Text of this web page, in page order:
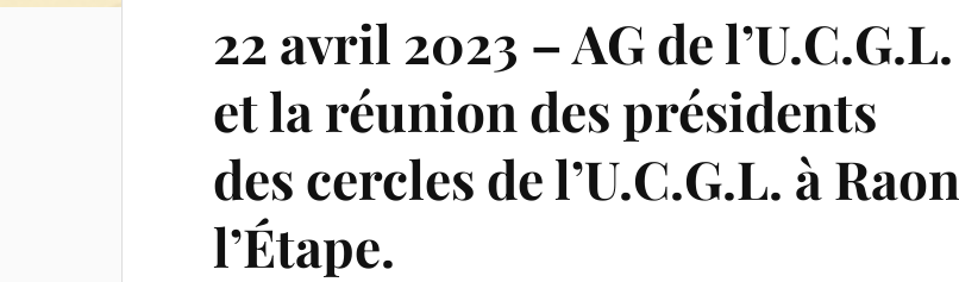
22 avril 2023 – AG de l’U.C.G.L.
et la réunion des présidents
des cercles de l’U.C.G.L. à Raon
l’Étape.